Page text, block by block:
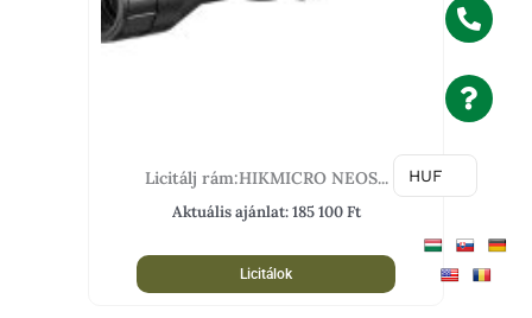
Licitálj rám:HIKMICRO NEOS...
Aktuális ajánlat:185 100Ft
Licitálok
HUF